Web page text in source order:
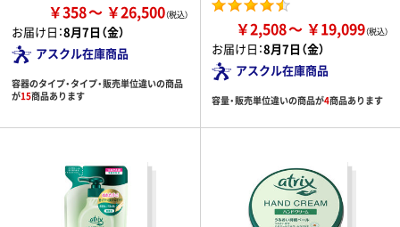
￥358 ￥26,500
お届け日：8月7日（金）
アスクル在庫商品
容器のタイプ・タイプ・販売単位違いの商品
が15商品あります
￥2,508 ￥19,099
お届け日：8月7日（金）
アスクル在庫商品
容量・販売単位違いの商品が4商品あります